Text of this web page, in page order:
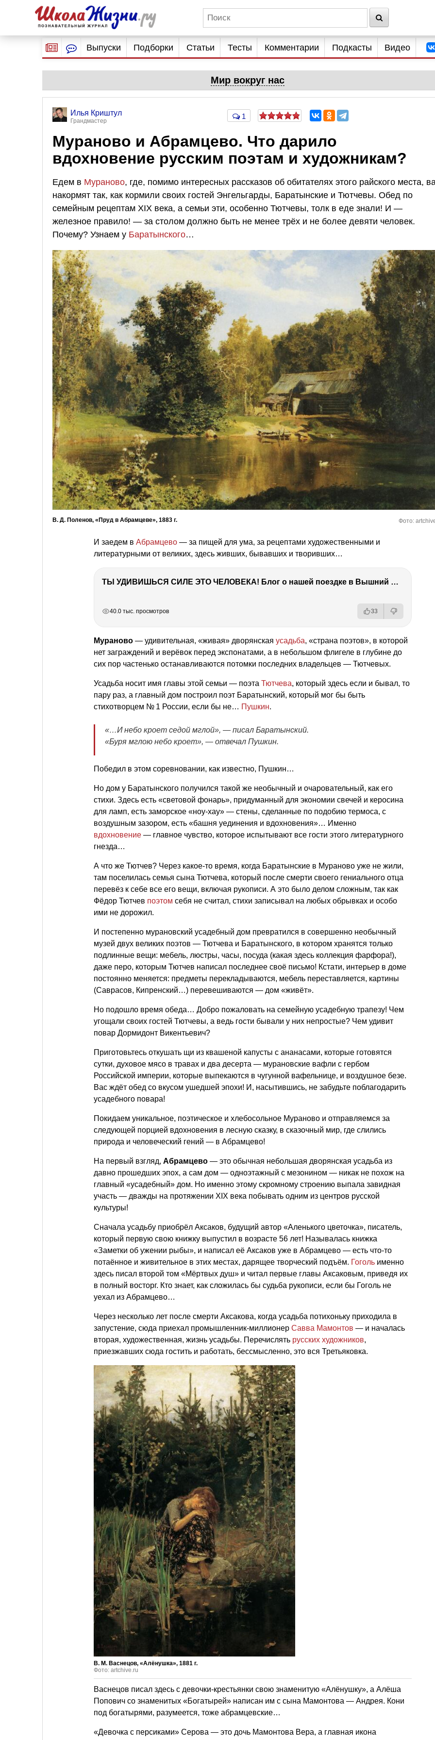
Выпуски Подборки Статьи Тесты Комментарии Подкасты Видео
Мир вокруг нас
Илья Криштул
Грандмастер
1
Мураново и Абрамцево. Что дарило
вдохновение русским поэтам и художникам?
Едем в Мураново, где, помимо интересных рассказов об обитателях этого райского места,
накормят так, как кормили своих гостей Энгельгарды, Баратынские и Тютчевы. Обед по
семейным рецептам XIX века, а семьи эти, особенно Тютчевы, толк в еде знали! И —
железное правило! — за столом должно быть не менее трёх и не более девяти человек.
Почему? Узнаем у Баратынского…
В. Д. Поленов, «Пруд в Абрамцеве», 1883 г. Фото:
И заедем в Абрамцево — за пищей для ума, за рецептами художественными и
литературными от великих, здесь живших, бывавших и творивших…
ТЫ УДИВИШЬСЯ СИЛЕ ЭТО ЧЕЛОВЕКА! Блог о нашей поездке в Вышний Волочек
40.0 тыс. просмотров 33
Мураново — удивительная, «живая» дворянская усадьба, «страна поэтов», в которой
нет заграждений и верёвок перед экспонатами, а в небольшом флигеле в глубине до
сих пор частенько останавливаются потомки последних владельцев — Тютчевых.
Усадьба носит имя главы этой семьи — поэта Тютчева, который здесь если и бывал, то
пару раз, а главный дом построил поэт Баратынский, который мог бы быть
стихотворцем № 1 России, если бы не… Пушкин.
«…И небо кроет седой мглой», — писал Баратынский.
«Буря мглою небо кроет», — отвечал Пушкин.
Победил в этом соревновании, как известно, Пушкин…
Но дом у Баратынского получился такой же необычный и очаровательный, как его
стихи. Здесь есть «световой фонарь», придуманный для экономии свечей и керосина
для ламп, есть заморское «ноу-хау» — стены, сделанные по подобию термоса, с
воздушным зазором, есть «башня уединения и вдохновения»… Именно
вдохновение — главное чувство, которое испытывают все гости этого литературного
гнезда…
А что же Тютчев? Через какое-то время, когда Баратынские в Мураново уже не жили,
там поселилась семья сына Тютчева, который после смерти своего гениального отца
перевёз к себе все его вещи, включая рукописи. А это было делом сложным, так как
Фёдор Тютчев поэтом себя не считал, стихи записывал на любых обрывках и особо
ими не дорожил.
И постепенно мурановский усадебный дом превратился в совершенно необычный
музей двух великих поэтов — Тютчева и Баратынского, в котором хранятся только
подлинные вещи: мебель, люстры, часы, посуда (какая здесь коллекция фарфора!),
даже перо, которым Тютчев написал последнее своё письмо! Кстати, интерьер в доме
постоянно меняется: предметы перекладываются, мебель переставляется, картины
(Саврасов, Кипренский…) перевешиваются — дом «живёт».
Но подошло время обеда… Добро пожаловать на семейную усадебную трапезу! Чем
угощали своих гостей Тютчевы, а ведь гости бывали у них непростые? Чем удивит
повар Дормидонт Викентьевич?
Приготовьтесь откушать щи из квашеной капусты с ананасами, которые готовятся
сутки, духовое мясо в травах и два десерта — мурановские вафли с гербом
Российской империи, которые выпекаются в чугунной вафельнице, и воздушное безе.
Вас ждёт обед со вкусом ушедшей эпохи! И, насытившись, не забудьте поблагодарить
усадебного повара!
Покидаем уникальное, поэтическое и хлебосольное Мураново и отправляемся за
следующей порцией вдохновения в лесную сказку, в сказочный мир, где слились
природа и человеческий гений — в Абрамцево!
На первый взгляд, Абрамцево — это обычная небольшая дворянская усадьба из
давно прошедших эпох, а сам дом — одноэтажный с мезонином — никак не похож на
главный «усадебный» дом. Но именно этому скромному строению выпала завидная
участь — дважды на протяжении XIX века побывать одним из центров русской
культуры!
Сначала усадьбу приобрёл Аксаков, будущий автор «Аленького цветочка», писатель,
который первую свою книжку выпустил в возрасте 56 лет! Называлась книжка
«Заметки об ужении рыбы», и написал её Аксаков уже в Абрамцево — есть что-то
потаённое и живительное в этих местах, дарящее творческий подъём. Гоголь именно
здесь писал второй том «Мёртвых душ» и читал первые главы Аксаковым, приведя их
в полный восторг. Кто знает, как сложилась бы судьба рукописи, если бы Гоголь не
уехал из Абрамцево…
Через несколько лет после смерти Аксакова, когда усадьба потихоньку приходила в
запустение, сюда приехал промышленник-миллионер Савва Мамонтов — и началась
вторая, художественная, жизнь усадьбы. Перечислять русских художников,
приезжавших сюда гостить и работать, бессмысленно, это вся Третьяковка.
В. М. Васнецов, «Алёнушка», 1881 г.
Фото: artchive.ru
Васнецов писал здесь с девочки-крестьянки свою знаменитую «Алёнушку», а Алёша
Попович со знаменитых «Богатырей» написан им с сына Мамонтова — Андрея. Кони
под богатырями, разумеется, тоже абрамцевские…
«Девочка с персиками» Серова — это дочь Мамонтова Вера, а главная икона